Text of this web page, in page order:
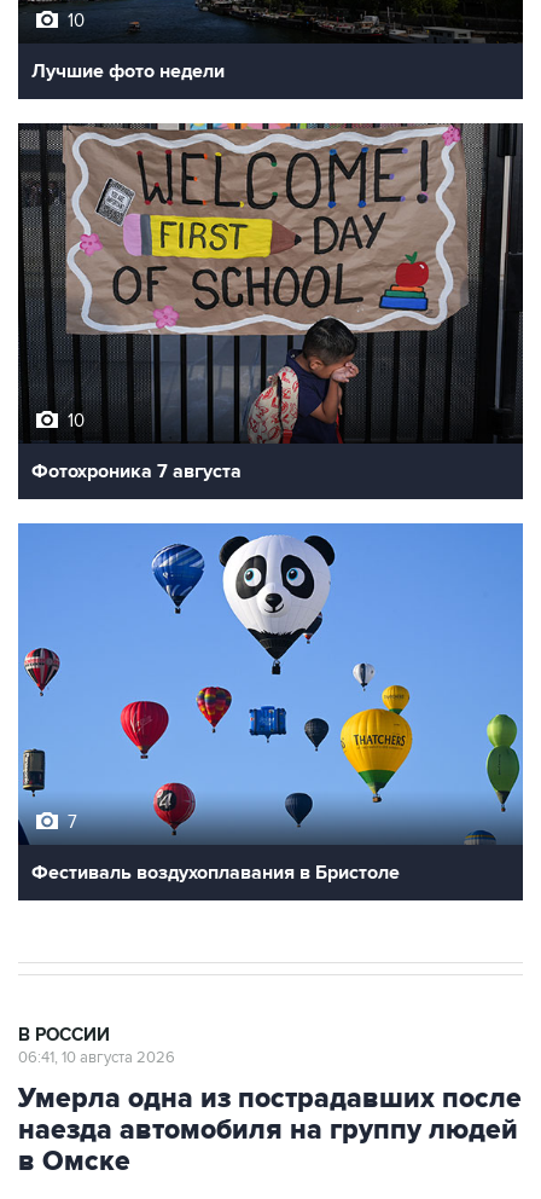
10
Лучшие фото недели
10
Фотохроника 7 августа
7
Фестиваль воздухоплавания в Бристоле
В РОССИИ
06:41, 10 августа 2026
Умерла одна из пострадавших после
наезда автомобиля на группу людей
в Омске